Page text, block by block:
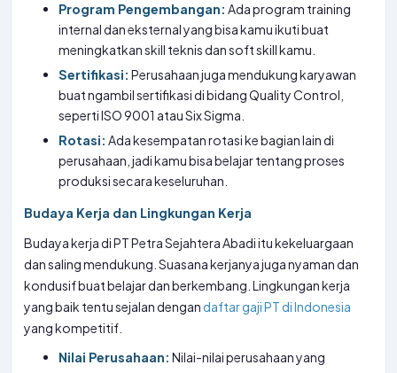
Program Pengembangan: Ada program training
internal dan eksternal yang bisa kamu ikuti buat
meningkatkan skill teknis dan soft skill kamu.
Sertifikasi: Perusahaan juga mendukung karyawan
buat ngambil sertifikasi di bidang Quality Control,
seperti ISO 9001 atau Six Sigma.
Rotasi: Ada kesempatan rotasi ke bagian lain di
perusahaan, jadi kamu bisa belajar tentang proses
produksi secara keseluruhan.
Budaya Kerja dan Lingkungan Kerja
Budaya kerja di PT Petra Sejahtera Abadi itu kekeluargaan
dan saling mendukung. Suasana kerjanya juga nyaman dan
kondusif buat belajar dan berkembang. Lingkungan kerja
yang baik tentu sejalan dengan daftar gaji PT di Indonesia
yang kompetitif.
Nilai Perusahaan: Nilai-nilai perusahaan yang